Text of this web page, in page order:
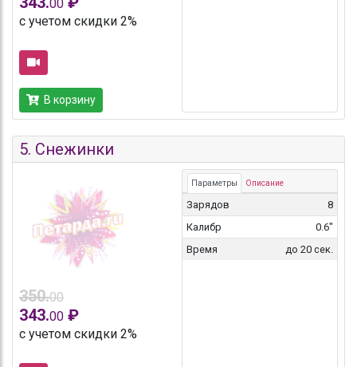
00
с учетом скидки 2%
В корзину
5. Снежинки
350.00
343.00 ₽
с учетом скидки 2%
Параметры Описание
Зарядов
8
Калибр
0.6"
Время
до 20 сек.